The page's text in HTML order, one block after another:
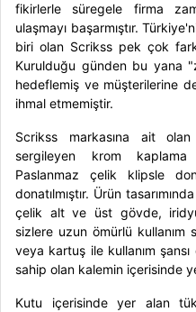
fikirlerle süregele firma
ulaşmayı başarmıştır.
biri olan Scrikss pek çok
Kurulduğu günden bu yana
hedeflemiş ve müşterilerine
ihmal etmemiştir.
Scrikss markasına ait olan
sergileyen krom
Paslanmaz çelik klipsle
donatılmıştır. Ürün
çelik alt ve üst gövde,
sizlere uzun ömürlü kullanım
veya kartuş ile kullanım şansı
sahip olan kalemin içerisinde
Kutu içerisinde yer alan